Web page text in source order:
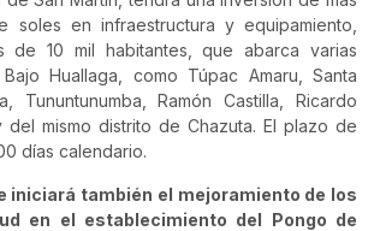
soles en infraestructura y equipamiento,
de 10 mil habitantes, que abarca varias
Huallaga, como Túpac Amaru, Santa
Tununtunumba, Ramón Castilla, Ricardo
del mismo distrito de Chazuta. El plazo de
días calendario.
iniciará también el mejoramiento de los
en el establecimiento del Pongo de